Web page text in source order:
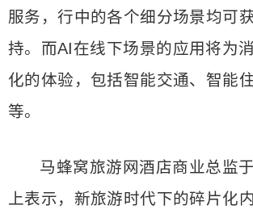
服务，行中的各个细分场景均可
持。而AI在线下场景的应用将为
化的体验，包括智能交通、智能
等。
马蜂窝旅游网酒店商业总监
上表示，新旅游时代下的碎片化